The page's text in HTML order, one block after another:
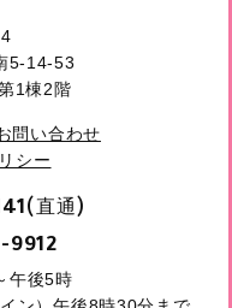
5-14-53
1棟2階
問い合わせ
シー
(直通)
9912
午後5時